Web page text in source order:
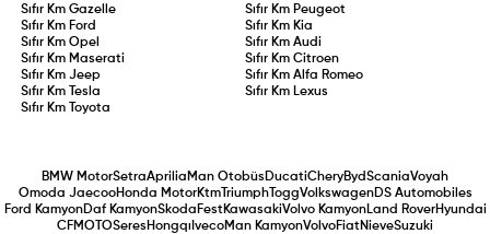
Sıfır KmGazelle Sıfır Km Peugeot
Sıfır Km Ford Sıfır Km Kia
Sıfır KmOpel Sıfır Km Audi
Sıfır Km Maserati Sıfır Km Citroen
Sıfır KmJeep Sıfır Km Alfa Romeo
Sıfır Km
Tesla Sıfır Km Lexus
Sıfır Km
Toyota
BMW MotorSetraAprilia Man Otobüs DucatiCheryBydScaniaVoyah
Omoda JaecooHonda MotorKtmTriumphToggVolkswagenDS Automobiles
Ford KamyonDaf KamyonSkoda FestKawasakiVolvo KamyonLand RoverHyundai
CFMOTOSeres Hongqı IvecoMan KamyonVolvoFiatNieveSuzuki